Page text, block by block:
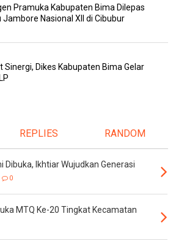
Pramuka Kabupaten Bima Dilepas
Jambore Nasional XII di Cibubur
Sinergi, Dikes Kabupaten Bima Gelar
REPLIES RANDOM
Dibuka, Ikhtiar Wujudkan Generasi
0
MTQ Ke-20 Tingkat Kecamatan